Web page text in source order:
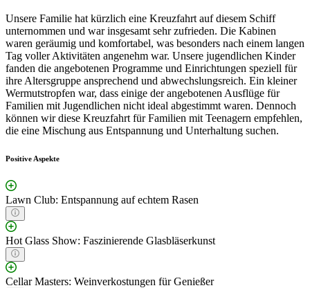
Unsere Familie hat kürzlich eine Kreuzfahrt auf diesem Schiff
unternommen und war insgesamt sehr zufrieden. Die Kabinen
waren geräumig und komfortabel, was besonders nach einem langen
Tag voller Aktivitäten angenehm war. Unsere jugendlichen Kinder
fanden die angebotenen Programme und Einrichtungen speziell für
ihre Altersgruppe ansprechend und abwechslungsreich. Ein kleiner
Wermutstropfen war, dass einige der angebotenen Ausflüge für
Familien mit Jugendlichen nicht ideal abgestimmt waren. Dennoch
können wir diese Kreuzfahrt für Familien mit Teenagern empfehlen,
die eine Mischung aus Entspannung und Unterhaltung suchen.
Positive Aspekte
Lawn Club: Entspannung auf echtem Rasen
Hot Glass Show: Faszinierende Glasbläserkunst
Cellar Masters: Weinverkostungen für Genießer